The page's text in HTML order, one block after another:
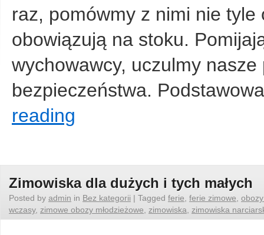
raz, pomówmy z nimi nie tyle
obowiązują na stoku.
wychowawcy, uczulmy
bezpieczeństwa.
reading
Zimowiska dla dużych i tych małych
Posted by admin in Bez kategorii | Tagged ferie ferie zimowe
wczasy, zimowe obozy młodzieżowe zimowiska zimowiska